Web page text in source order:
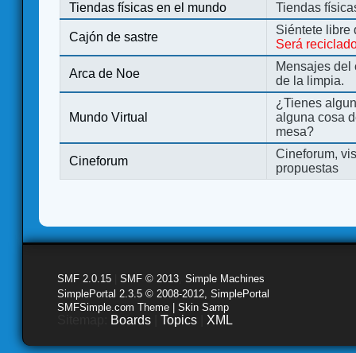
Tiendas físicas en el mundo
Tiendas
Cajón de sastre
Siéntete libre
Será
Arca de Noe
Mensajes del
de la limpia.
Mundo Virtual
¿Tienes
alguna cosa
mesa?
Cineforum
Cineforum,
propuestas
SMF 2.0.15 SMF © 2013 Simple Machines
SimplePortal 2.3.5 © 2008-2012, SimplePortal
SMFSimple.com Theme | Skin Samp
Boards Topics XML